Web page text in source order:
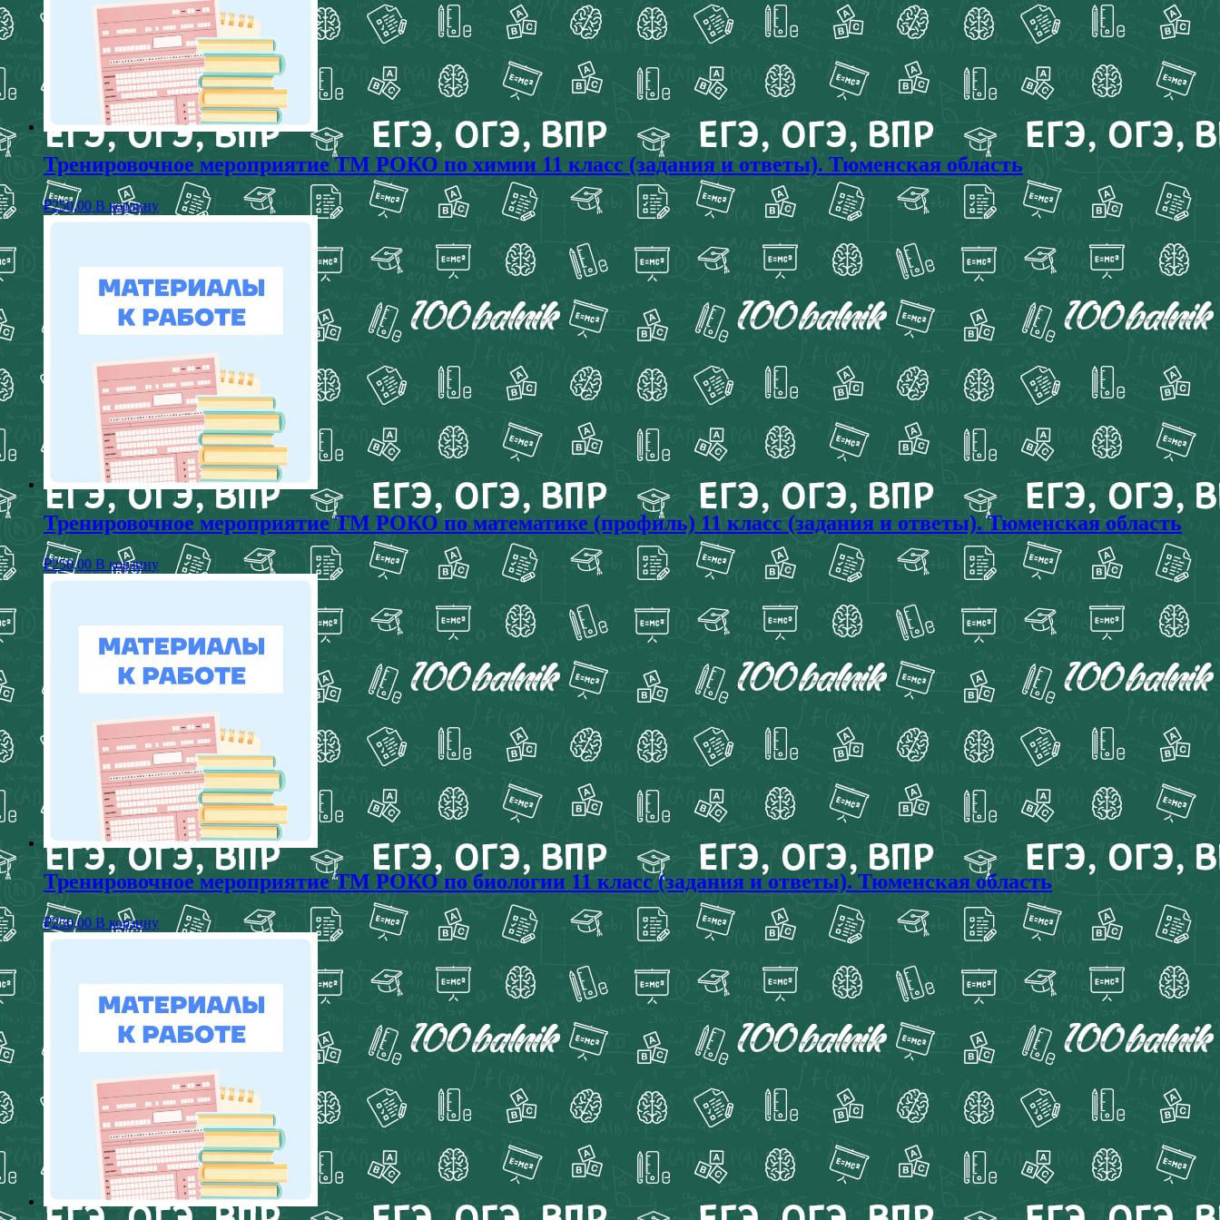
Тренировочное мероприятие ТМ РОКО по химии 11 класс (задания и ответы). Тюменская область
₽250,00 В корзину
Тренировочное мероприятие ТМ РОКО по математике (профиль) 11 класс (задания и ответы). Тюменская область
₽250,00 В корзину
Тренировочное мероприятие ТМ РОКО по биологии 11 класс (задания и ответы). Тюменская область
₽250,00 В корзину